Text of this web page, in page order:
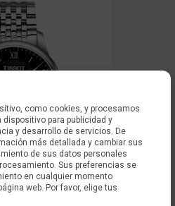
como cookies, y procesamos
para publicidad y
y desarrollo de servicios. De
más detallada y cambiar sus
de sus datos personales
Sus preferencias se
en cualquier momento
web. Por favor, elige tus